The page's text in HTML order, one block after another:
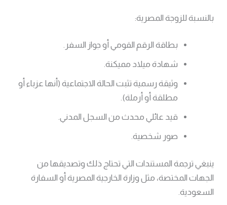
بالنسبة للزوجة المصرية:
بطاقة الرقم القومي أو جواز السفر.
شهادة ميلاد مميكنة.
وثيقة رسمية تثبت الحالة الاجتماعية (أنها عزباء أو
مطلقة أو أرملة).
قيد عائلي محدث من السجل المدني.
صور شخصية.
ينبغي ترجمة المستندات التي تحتاج ذلك وتصديقها من
الجهات المختصة، مثل وزارة الخارجية المصرية أو السفارة
السعودية.